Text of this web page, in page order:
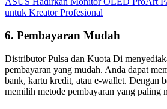
untuk Kreator Profesional
6. Pembayaran Mudah
Distributor Pulsa dan Kuota Di
pembayaran yang mudah. Anda dapat
bank, kartu kredit, atau e-wallet. Dengan
memilih metode pembayaran yang paling